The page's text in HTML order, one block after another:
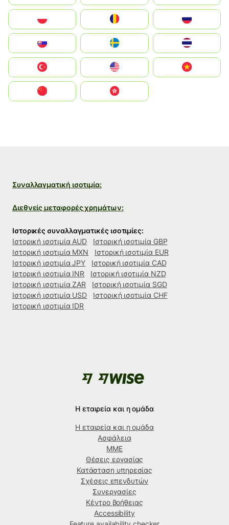
United States
中國香港特別行政區
Συναλλαγματική ισοτιμία:
Διεθνείς μεταφορές χρημάτων:
Ιστορικές συναλλαγματικές ισοτιμίες:
Ιστορική ισοτιμία AUD
Ιστορική ισοτιμία GBP
Ιστορική ισοτιμία MXN
Ιστορική ισοτιμία EUR
Ιστορική ισοτιμία JPY
Ιστορική ισοτιμία CAD
Ιστορική ισοτιμία INR
Ιστορική ισοτιμία NZD
Ιστορική ισοτιμία ZAR
Ιστορική ισοτιμία SGD
Ιστορική ισοτιμία USD
Ιστορική ισοτιμία CHF
Ιστορική ισοτιμία IDR
Η εταιρεία και η ομάδα
Η εταιρεία και η ομάδα
Ασφάλεια
ΜΜΕ
Θέσεις εργασίας
Κατάσταση υπηρεσίας
Σχέσεις επενδυτών
Συνεργασίες
Κέντρο βοήθειας
Accessibility